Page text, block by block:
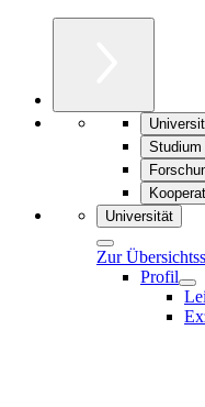
Studium
Universität
Zur
Profil